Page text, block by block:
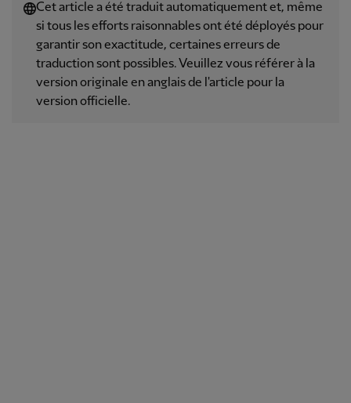
Cet article a été traduit automatiquement et, même
si tous les efforts raisonnables ont été déployés pour
garantir son exactitude, certaines erreurs de
traduction sont possibles. Veuillez vous référer à la
version originale en anglais de l'article pour la
version officielle.